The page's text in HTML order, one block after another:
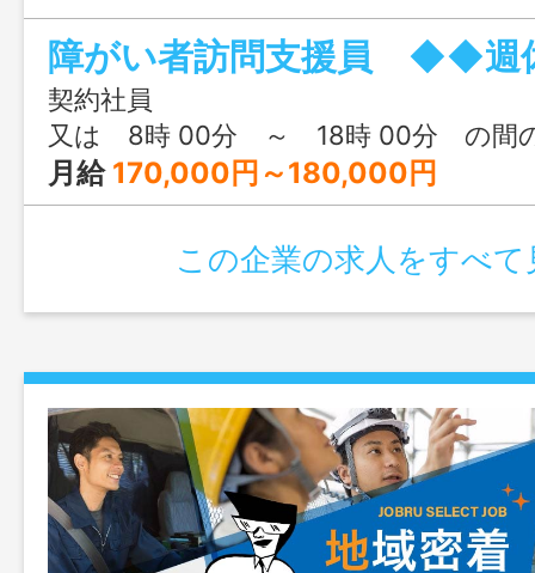
や家事支援 （掃除、洗濯、食事、買
うお仕事です。 ※訪問先は、那須塩
矢板市・さくら市・塩谷町・ 大田原市
す。 ※訪問には社用車（軽自動
「変更範囲：変更無し」
障がい者訪問支援員 ◆◆
契約社員
又は 8時 00分 ～ 18時 00分 の間
月給 170,000円～180,000円
この企業の求人をすべて